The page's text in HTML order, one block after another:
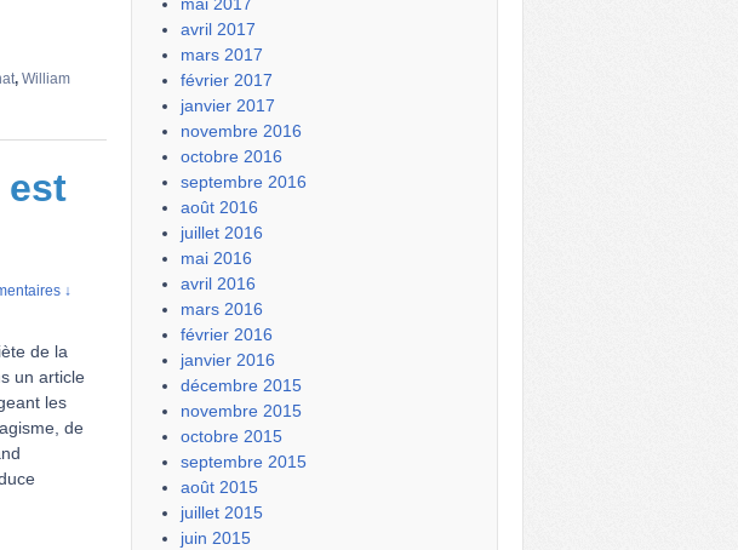
, William
est
↓
de la
un article
les
de
avril 2017
mars 2017
février 2017
janvier 2017
novembre 2016
octobre 2016
septembre 2016
août 2016
juillet 2016
mai 2016
avril 2016
mars 2016
février 2016
janvier 2016
décembre 2015
novembre 2015
octobre 2015
septembre 2015
août 2015
juillet 2015
juin 2015